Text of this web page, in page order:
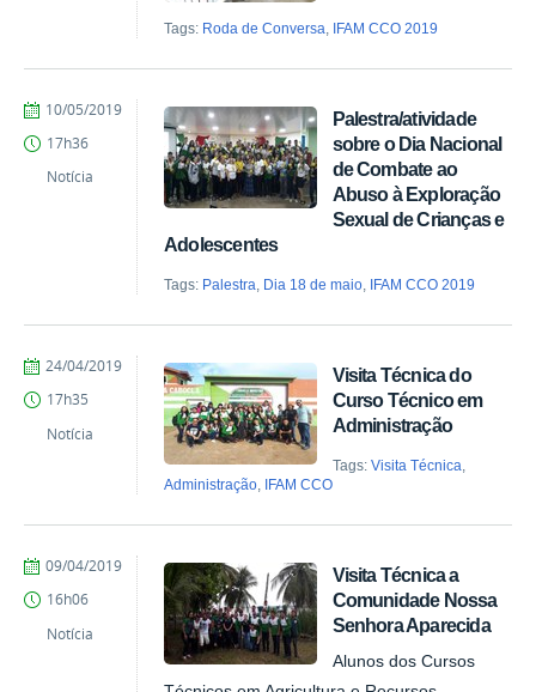
Tags: Roda de Conversa IFAM CCO 2019
Palestra/atividade
sobre o Dia Nacional
de Combate ao
Abuso à Exploração
Sexual de Crianças e
Adolescentes
Tags: Palestra Dia 18 de maio IFAM CCO 2019
por
COARI
publicado
10/05/2019
17h36
Notícia
Visita Técnica do
Curso Técnico em
Administração
Tags: Visita Técnica,
Administração, IFAM CCO
por
COARI
publicado
24/04/2019
17h35
Notícia
Visita Técnica a
Comunidade Nossa
Senhora Aparecida
Alunos dos Cursos
por
COARI
publicado
09/04/2019
16h06
Notícia